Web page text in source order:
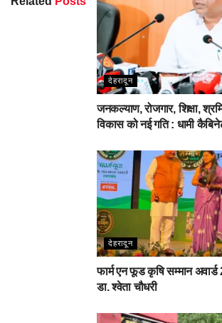
देहरादून
जनकल्याण, रोजगार, शिक्षा,
विकास को नई गति : धामी
देहरादून
फार्म एन फूड कृषि सम्मान
डा. श्वेता चौधरी